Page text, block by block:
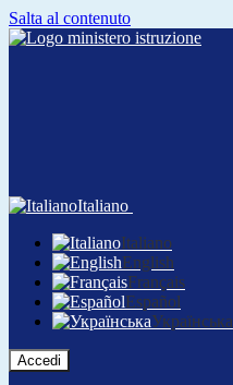
Salta al contenuto
Italiano
Italiano
English
Français
Español
Українська
Accedi